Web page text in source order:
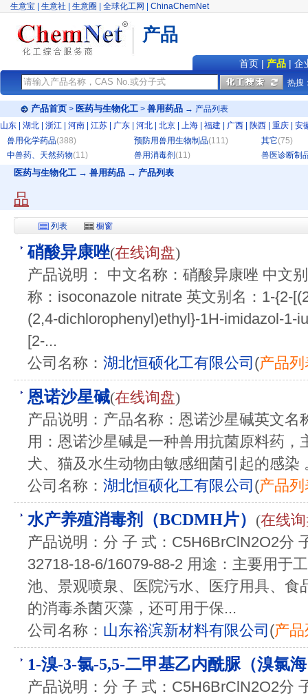
生意宝 生意社 生意圈 全球化工网 ChinaChemNet
产品
首页| 产品| 企
热搜
产品首页 > 医药与生物化工 > 兽用药品 → 产品列表
山东
湖北 浙江 河南 江苏 广东 河北 北京 上海 福建 广西 陕西 重庆
安
兽用化学药品(388) 预防用兽用生物制品(111) 其它(75)
中兽药、天然药物(11) 兽用消毒剂 (11) 兽医诊断制
医药与生物化工 → 兽用药品 → 产品列表
品
列表 橱窗
硝酸异康唑(在线询盘)
产品说明： 中文名称：硝酸异康唑 中文
称：isoconazole nitrate 英文别名：1-{2-
(2,4-dichlorophenyl)ethyl}-1H-imidazol-1-
[2-...
公司名称： 湖北恒硕化工有限公司 (产品
恩诺沙星碱(在线询盘)
产品说明：产品名称：恩诺沙星碱英文名
用：恩诺沙星碱是一种‌兽用抗菌原料药‌，
犬、猫及水生动物由敏感细菌引起的感染
公司名称： 湖北恒硕化工有限公司 (产品
水产养殖消毒剂（BCDMH片） (在线
产品说明：分 子 式：C5H6BrClN2O2分
32718-18-6/16079-88-2 用途：主要用于
池、景观喷泉、医院污水、医疗用具、食
的消毒杀菌灭藻，还可用于保...
公司名称： 山东裕滨新材料有限公司 (产
1-溴-3-氯-5,5-二甲基乙内酰脲（溴氯
产品说明：分 子 式：C5H6BrClN2O2分